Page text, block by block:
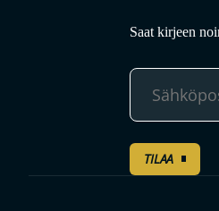
Saat kirjeen
TILAA